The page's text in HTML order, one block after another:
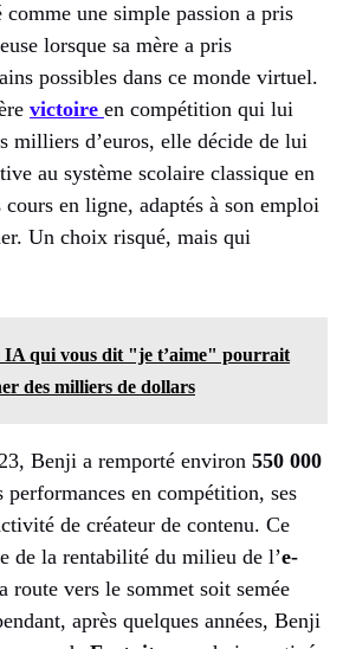
comme une simple passion a pris
lorsque sa mère a pris
possibles dans ce monde virtuel.
victoire en compétition qui lui
milliers d’euros, elle décide de lui
au système scolaire classique en
en ligne, adaptés à son emploi
Un choix risqué, mais qui
IA qui vous dit "je t’aime" pourrait
des milliers de dollars
Benji a remporté environ 550 000
performances en compétition, ses
de créateur de contenu. Ce
de la rentabilité du milieu de l’e-
route vers le sommet soit semée
après quelques années, Benji